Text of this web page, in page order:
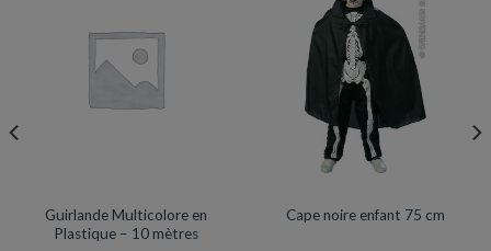
Guirlande Multicolore en
Plastique – 10 mètres
Cape noire enfant 75 cm